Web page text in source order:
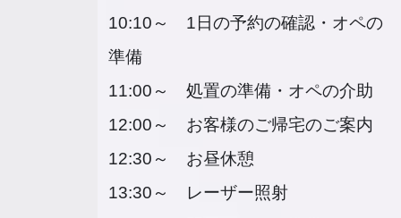
10:10～ 1日の予約の確認・オペの
準備
11:00～ 処置の準備・オペの介助
12:00～ お客様のご帰宅のご案内
12:30～ お昼休憩
13:30～ レーザー照射